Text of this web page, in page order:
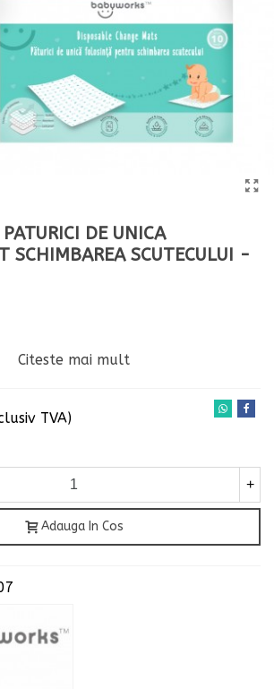
DE UNICA
SCHIMBAREA SCUTECULUI -
Citeste mai mult
TVA)
+
Adauga In Cos